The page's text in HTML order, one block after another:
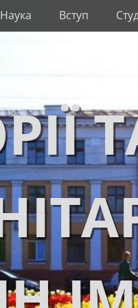
Наука Вступ